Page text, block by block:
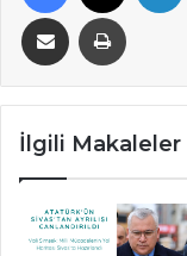
E-Posta ile paylaş Yazdır
İlgili Makaleler